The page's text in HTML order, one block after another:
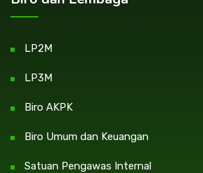
LP2M
LP3M
Biro AKPK
Biro Umum dan Keuangan
Satuan Pengawas Internal